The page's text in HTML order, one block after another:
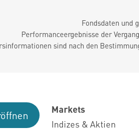
Fondsdaten und
Performanceergebnisse der
sind nach den
Markets
Indizes & Aktien